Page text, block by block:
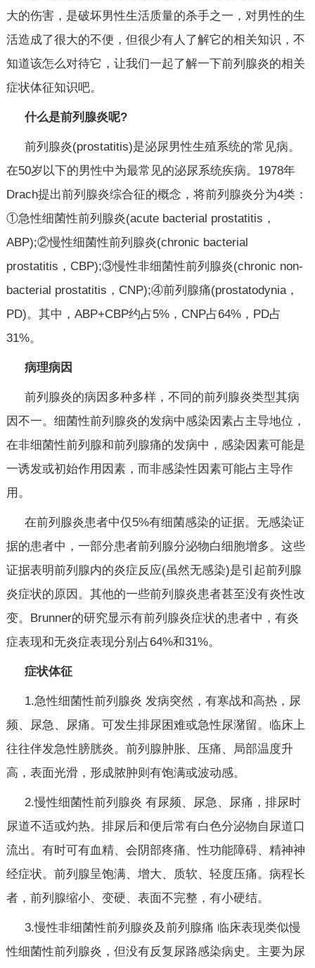
大的伤害，是破坏男性生活质量的杀手之一，对男性的生
活造成了很大的不便，但很少有人了解它的相关知识，不
知道该怎么对待它，让我们一起了解一下前列腺炎的相关
症状体征知识吧。
什么是前列腺炎呢?
前列腺炎(prostatitis)是泌尿男性生殖系统的常见病。
在50岁以下的男性中为最常见的泌尿系统疾病。1978年
Drach提出前列腺炎综合征的概念，将前列腺炎分为4类：
①急性细菌性前列腺炎(acute bacterial prostatitis，
ABP);②慢性细菌性前列腺炎(chronic bacterial
prostatitis，CBP);③慢性非细菌性前列腺炎(chronic non-
bacterial prostatitis，CNP);④前列腺痛(prostatodynia，
PD)。其中，ABP+CBP约占5%，CNP占64%，PD占
31%。
病理病因
前列腺炎的病因多种多样，不同的前列腺炎类型其病
因不一。细菌性前列腺炎的发病中感染因素占主导地位，
在非细菌性前列腺和前列腺痛的发病中，感染因素可能是
一诱发或初始作用因素，而非感染性因素可能占主导作
用。
在前列腺炎患者中仅5%有细菌感染的证据。无感染证
据的患者中，一部分患者前列腺分泌物白细胞增多。这些
证据表明前列腺内的炎症反应(虽然无感染)是引起前列腺
炎症状的原因。其他的一些前列腺炎患者甚至没有炎性改
变。Brunner的研究显示有前列腺炎症状的患者中，有炎
症表现和无炎症表现分别占64%和31%。
症状体征
1.急性细菌性前列腺炎 发病突然，有寒战和高热，尿
频、尿急、尿痛。可发生排尿困难或急性尿潴留。临床上
往往伴发急性膀胱炎。前列腺肿胀、压痛、局部温度升
高，表面光滑，形成脓肿则有饱满或波动感。
2.慢性细菌性前列腺炎 有尿频、尿急、尿痛，排尿时
尿道不适或灼热。排尿后和便后常有白色分泌物自尿道口
流出。有时可有血精、会阴部疼痛、性功能障碍、精神神
经症状。前列腺呈饱满、增大、质软、轻度压痛。病程长
者，前列腺缩小、变硬、表面不完整，有小硬结。
3.慢性非细菌性前列腺炎及前列腺痛 临床表现类似慢
性细菌性前列腺炎，但没有反复尿路感染病史。主要为尿